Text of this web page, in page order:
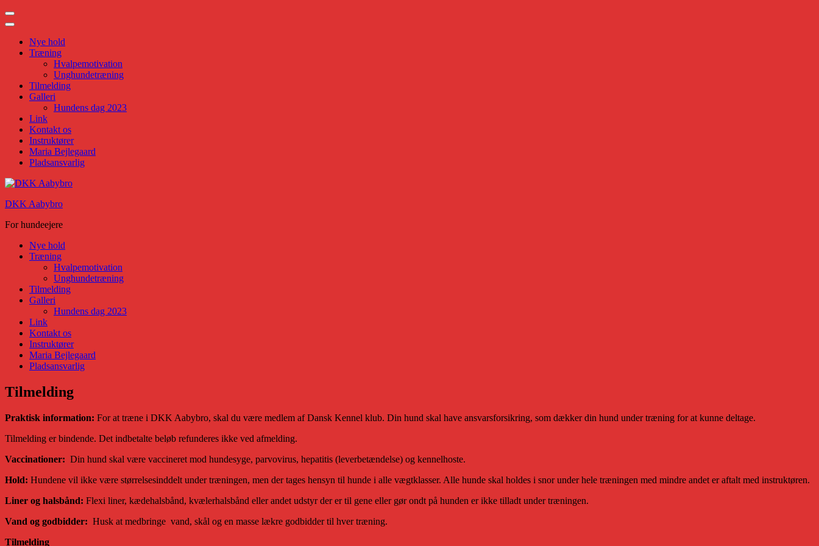
Nye hold
Træning
Hvalpemotivation
Unghundetræning
Tilmelding
Galleri
Hundens dag 2023
Link
Kontakt os
Instruktører
Maria Bejlegaard
Pladsansvarlig
Skip
content
Enter)
DKK Aabybro
For hundeejere
Nye hold
Træning
Hvalpemotivation
Unghundetræning
Tilmelding
Galleri
Hundens dag 2023
Link
Kontakt os
Instruktører
Maria Bejlegaard
Pladsansvarlig
Tilmelding
Praktisk information: For at træne i DKK Aabybro, skal du være medlem af Dansk Kennel klub. Din hund skal have ansvarsforsikring, som dækker din hund under træning for at kunne deltage.
Tilmelding er bindende. Det indbetalte beløb refunderes ikke ved afmelding.
Vaccinationer: Din hund skal være vaccineret mod hundesyge, parvovirus, hepatitis (leverbetændelse) og kennelhoste.
Hold: Hundene vil ikke være størrelsesinddelt under træningen, men der tages hensyn til hunde i alle vægtklasser. Alle hunde skal holdes i snor under hele træningen med mindre andet er aftalt med instruktøren.
Liner og halsbånd: Flexi liner, kædehalsbånd, kvælerhalsbånd eller andet udstyr der er til gene eller gør ondt på hunden er ikke tilladt under træningen.
Vand og godbidder: Husk at medbringe vand, skål og en masse lækre godbidder til hver træning.
Tilmelding